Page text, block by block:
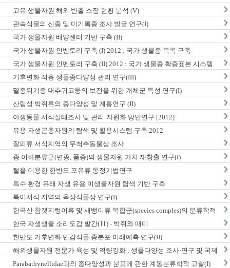
고유 생물자원 해외 반출.소장 현황 분석 (V)
관속식물의 신종 및 미기록종 조사.발굴 연구(I)
국가 생물자원 배양센터 기반 구축 (II)
국가 생물자원 인벤토리 구축 (I) 2012 : 국가 생물종 목록 구축
국가 생물자원 인벤토리 구축 (II) 2012 : 국가 생물종 확증표본 시스템
구축
기후변화 적응 생물종다양성 관리 연구(III)
멸종위기종 대추귀고둥의 보전을 위한 개체군 특성 연구(I)
산림성 박쥐류의 종다양성 및 계통연구 (II)
야생동물 서식실태조사 및 관리·자원화 방안연구 [2012]
유용 자생곤충자원의 탐색 및 활용시스템 구축 2012
잘피류 서식지역의 무척추동물상 조사
종 이하분류군(변종, 품종)의 생물자원 가치 재창출 연구(I)
털을 이용한 한반도 포유류 동정기법연구
특수 환경 유래 자생 유용 미생물자원 탐색 기반 구축
특이서식 지역의 육상식물상 연구(I)
한국산 참갯지렁이류 및 새뱅이류 복합군(species comples)의 분류학적
연구
한국 자생생물 소리도감 발간(Ⅲ) - 박쥐와 매미
한반도 기후변화 민감식물 종분포 미래예측 연구(II)
해외생물자원 전문가 육성 및 역량강화 : 생물다양성 조사·연구 및 국제
협력
Parabathynellidae과의 종다양성과 분포에 관한 계통분류학적 고찰(I)